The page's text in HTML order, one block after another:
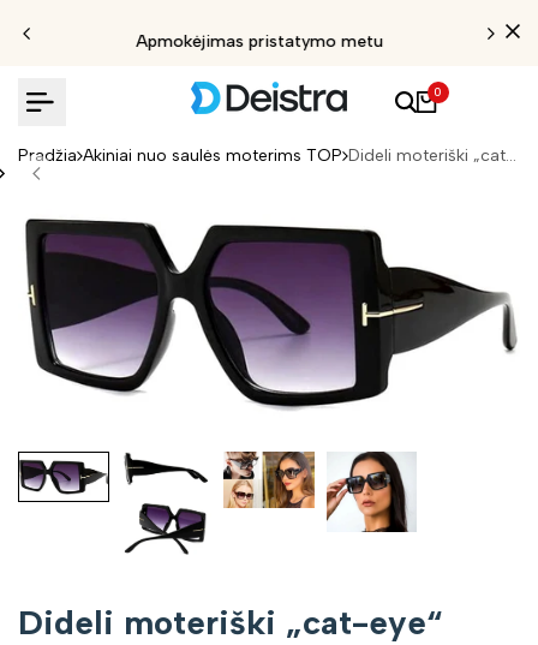
Apmokėjimas pristatymo metu
0
Pradžia Akiniai nuo saulės moterims TOP Dideli moteriški „cat-eye“ saulės akiniai S11
Dideli moteriški „cat-eye“